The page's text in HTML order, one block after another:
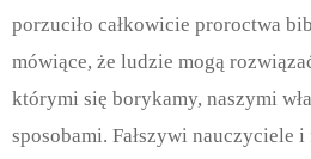
porzuciło całkowicie proroctwa
mówiące, że ludzie mogą
którymi się borykamy, naszymi
sposobami. Fałszywi nauczyciele